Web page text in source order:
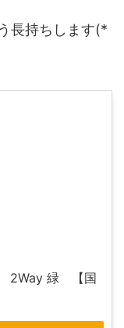
長持ちします(*
2Way 緑 【国